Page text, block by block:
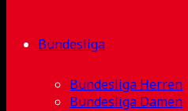
Bundesliga
Bundesliga Herren
Bundesliga Damen